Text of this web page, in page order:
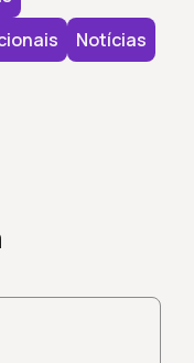
Notícias